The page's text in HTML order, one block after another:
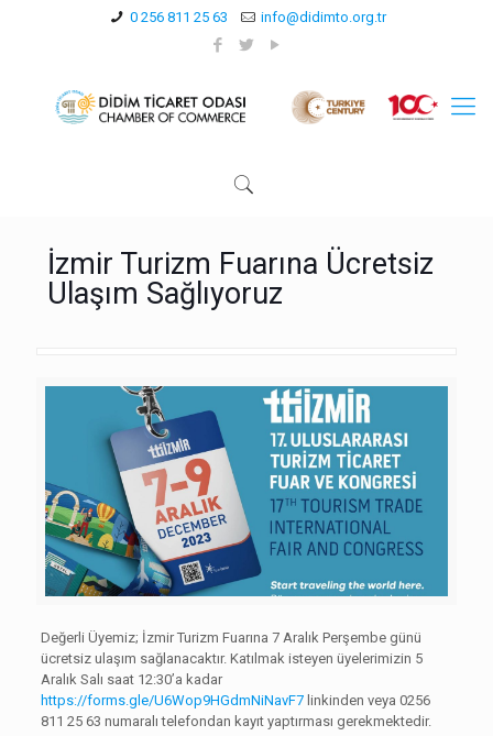
0 256 811 25 63 info@didimto.org.tr
İzmir Turizm Fuarına Ücretsiz
Ulaşım Sağlıyoruz
Değerli Üyemiz; İzmir Turizm Fuarına 7 Aralık Perşembe günü
ücretsiz ulaşım sağlanacaktır. Katılmak isteyen üyelerimizin 5
Aralık Salı saat 12:30’a kadar
https://forms.gle/U6Wop9HGdmNiNavF7linkinden veya 0256
811 25 63 numaralı telefondan kayıt yaptırması gerekmektedir.